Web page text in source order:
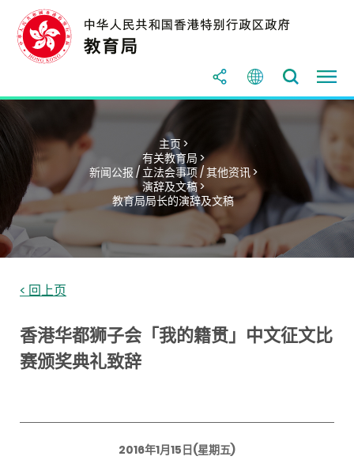
主页 >
有关教育局 >
新闻公报 / 立法会事项 / 其他资讯 >
演辞及文稿 >
教育局局长的演辞及文稿
< 回上页
香港华都狮子会「我的籍贯」中文征文比
赛颁奖典礼致辞
2016年1月15日(星期五)